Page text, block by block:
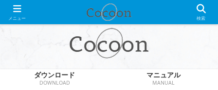
WordPress無料テーマ
ダウンロード
DOWNLOAD
マニュアル
MANUAL
メニュー 検索